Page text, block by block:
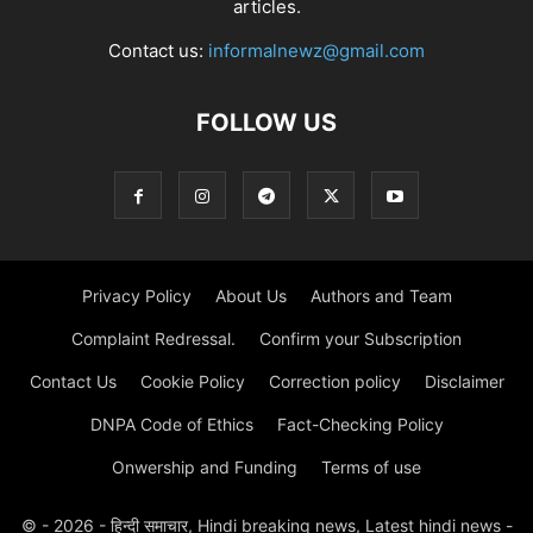
articles.
Contact us: informalnewz@gmail.com
FOLLOW US
Privacy Policy About Us Authors and Team
Complaint Redressal. Confirm your Subscription
Contact Us Cookie Policy Correction policy Disclaimer
DNPA Code of Ethics Fact-Checking Policy
Onwership and Funding Terms of use
© - 2026 - हिन्दी समाचार, Hindi breaking news, Latest hindi news -